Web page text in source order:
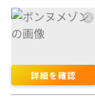
詳細を確認